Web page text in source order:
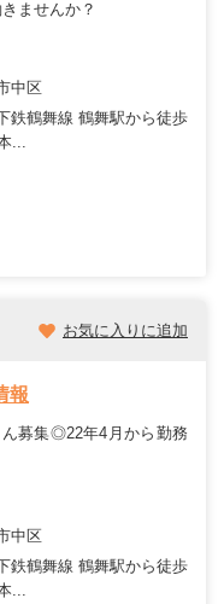
ませんか？
中区
鉄鶴舞線 鶴舞駅から徒歩
...
お気に入りに追加
報
募集◎22年4月から勤務
中区
鉄鶴舞線 鶴舞駅から徒歩
...